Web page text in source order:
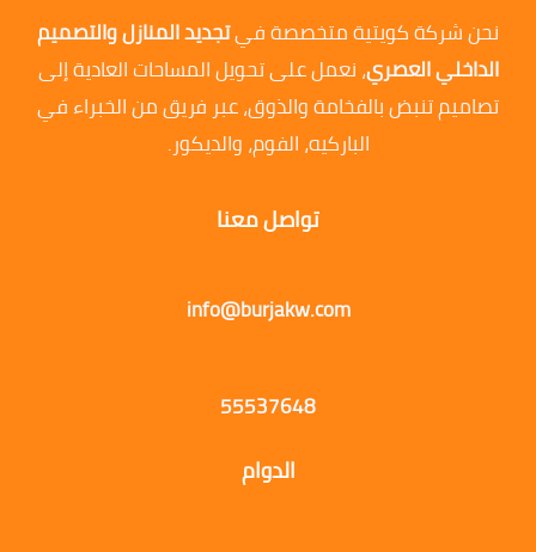
نحن شركة كويتية متخصصة فيتجديد المنازل والتصميم
الداخلي العصري، نعمل على تحويل المساحات العادية إلى
تصاميم تنبض بالفخامة والذوق، عبر فريق من الخبراء في
الباركيه، الفوم، والديكور.
تواصل معنا
info@burjakw.com
55537648
الدوام